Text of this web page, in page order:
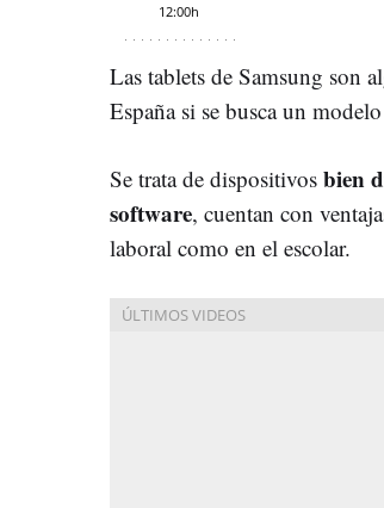
12:00h
Las tablets de Samsung son
España si se busca un
Se trata de dispositivos bien
software, cuentan con
laboral como en el escolar.